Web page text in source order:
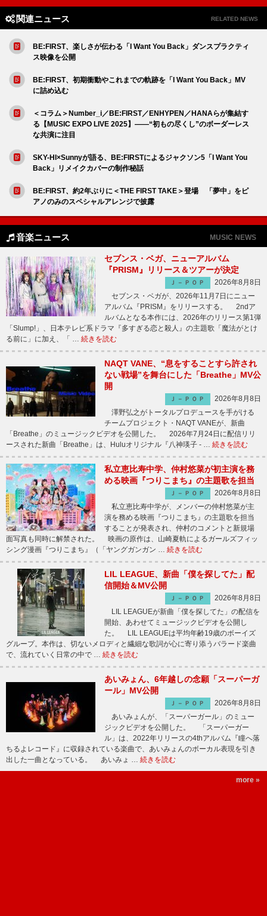
関連ニュース RELATED NEWS
BE:FIRST、楽しさが伝わる「I Want You Back」ダンスプラクティ
ス映像を公開
BE:FIRST、初期衝動やこれまでの軌跡を「I Want You Back」MV
に詰め込む
＜コラム＞Number_i／BE:FIRST／ENHYPEN／HANAらが集結す
る【MUSIC EXPO LIVE 2025】――“初もの尽くし”のボーダーレス
な共演に注目
SKY-HI×Sunnyが語る、BE:FIRSTによるジャクソン5「I Want You
Back」リメイクカバーの制作秘話
BE:FIRST、約2年ぶりに＜THE FIRST TAKE＞登場 「夢中」をピ
アノのみのスペシャルアレンジで披露
音楽ニュース MUSIC NEWS
セブンス・ベガ、ニューアルバム
『PRISM』リリース＆ツアーが決定
Ｊ－ＰＯＰ
2026年8月8日
セブンス・ベガが、2026年11月7日にニュー
アルバム『PRISM』をリリースする。 2ndア
ルバムとなる本作には、2026年のリリース第1弾
「Slump!」、日本テレビ系ドラマ『多すぎる恋と殺人』の主題歌「魔法がとけ
る前に」に加え、「 … 続きを読む
NAQT VANE、“息をすることすら許され
ない戦場”を舞台にした「Breathe」MV公
開
Ｊ－ＰＯＰ
2026年8月8日
澤野弘之がトータルプロデュースを手がける
チームプロジェクト・NAQT VANEが、新曲
「Breathe」のミュージックビデオを公開した。 2026年7月24日に配信リリ
ースされた新曲「Breathe」は、Huluオリジナル『八神瑛子 - … 続きを読む
私立恵比寿中学、仲村悠菜が初主演を務
める映画『つりこまち』の主題歌を担当
Ｊ－ＰＯＰ
2026年8月8日
私立恵比寿中学が、メンバーの仲村悠菜が主
演を務める映画『つりこまち』の主題歌を担当
することが発表され、仲村のコメントと新規場
面写真も同時に解禁された。 映画の原作は、山崎夏軌によるガールズフィッ
シング漫画『つりこまち』（「ヤングガンガン … 続きを読む
LIL LEAGUE、新曲「僕を探してた」配
信開始＆MV公開
Ｊ－ＰＯＰ
2026年8月8日
LIL LEAGUEが新曲「僕を探してた」の配信を
開始、あわせてミュージックビデオを公開し
た。 LIL LEAGUEは平均年齢19歳のボーイズ
グループ。本作は、切ないメロディと繊細な歌詞が心に寄り添うバラード楽曲
で、流れていく日常の中で … 続きを読む
あいみょん、6年越しの念願「スーパーガ
ール」MV公開
Ｊ－ＰＯＰ
2026年8月8日
あいみょんが、「スーパーガール」のミュー
ジックビデオを公開した。 「スーパーガー
ル」は、2022年リリースの4thアルバム『瞳へ落
ちるよレコード』に収録されている楽曲で、あいみょんのボーカル表現を引き
出した一曲となっている。 あいみょ … 続きを読む
more »